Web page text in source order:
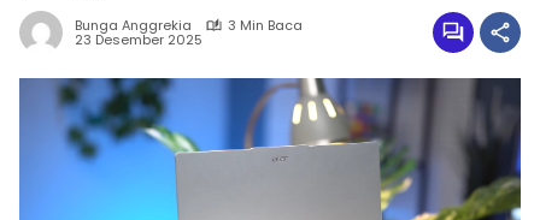
Bunga Anggrekia 3 Min Baca
23 Desember 2025